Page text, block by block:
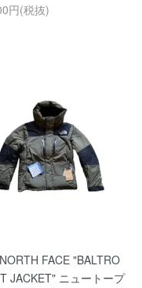
円(税抜)
FACE "BALTRO
JACKET" ニュートープ